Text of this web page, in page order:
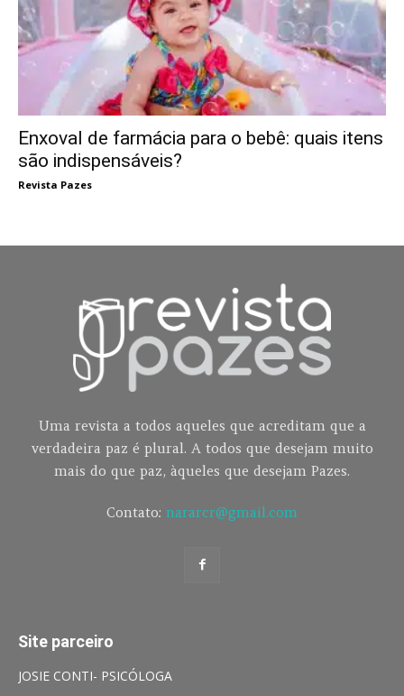
Enxoval de farmácia para o bebê: quais itens
são indispensáveis?
Revista Pazes
Uma revista a todos aqueles que acreditam que a
verdadeira paz é plural. A todos que desejam muito
mais do que paz, àqueles que desejam Pazes.
Contato: nararcr@gmail.com
Site parceiro
JOSIE CONTI- PSICÓLOGA